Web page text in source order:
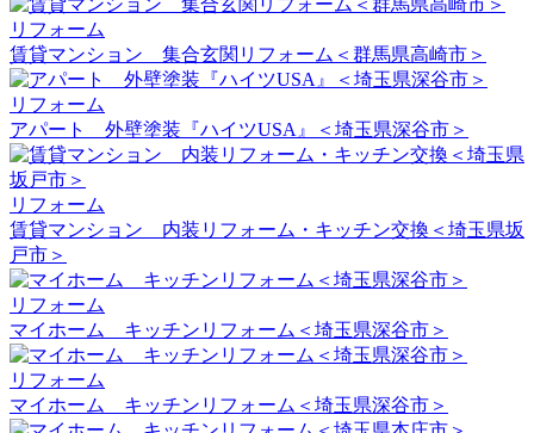
リフォーム
賃貸マンション 集合玄関リフォーム＜群馬県高崎市＞
リフォーム
アパート 外壁塗装『ハイツUSA』＜埼玉県深谷市＞
リフォーム
賃貸マンション 内装リフォーム・キッチン交換＜埼玉県坂
戸市＞
リフォーム
マイホーム キッチンリフォーム＜埼玉県深谷市＞
リフォーム
マイホーム キッチンリフォーム＜埼玉県深谷市＞